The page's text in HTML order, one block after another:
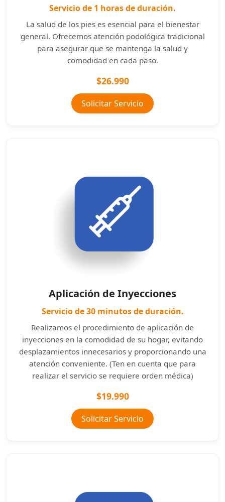
Servicio de 1 horas de duración.
La salud de los pies es esencial para el bienestar
general. Ofrecemos atención podológica tradicional
para asegurar que se mantenga la salud y
comodidad en cada paso.
$26.990
Solicitar Servicio
Aplicación de Inyecciones
Servicio de 30 minutos de duración.
Realizamos el procedimiento de aplicación de
inyecciones en la comodidad de su hogar, evitando
desplazamientos innecesarios y proporcionando una
atención conveniente. (Ten en cuenta que para
realizar el servicio se requiere orden médica)
$19.990
Solicitar Servicio